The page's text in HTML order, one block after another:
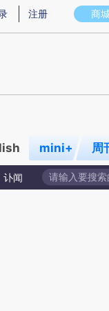
意图存在偏差。不代表
商
注册
mini+ 周
讣闻